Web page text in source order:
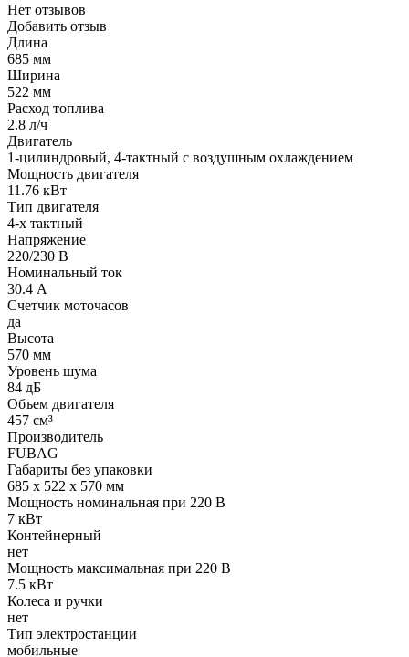
Нет отзывов
Добавить отзыв
Длина
685 мм
Ширина
522 мм
Расход топлива
2.8 л/ч
Двигатель
1-цилиндровый, 4-тактный с воздушным охлаждением
Мощность двигателя
11.76 кВт
Тип двигателя
4-х тактный
Напряжение
220/230 В
Номинальный ток
30.4 А
Счетчик моточасов
да
Высота
570 мм
Уровень шума
84 дБ
Объем двигателя
457 см³
Производитель
FUBAG
Габариты без упаковки
685 х 522 х 570 мм
Мощность номинальная при 220 В
7 кВт
Контейнерный
нет
Мощность максимальная при 220 В
7.5 кВт
Колеса и ручки
нет
Тип электростанции
мобильные